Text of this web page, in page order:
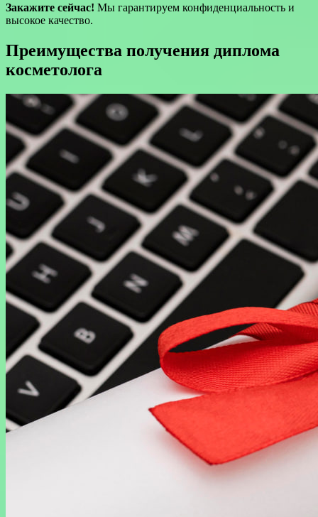
Закажите сейчас! Мы гарантируем конфиденциальность и
высокое качество.
Преимущества получения диплома
косметолога